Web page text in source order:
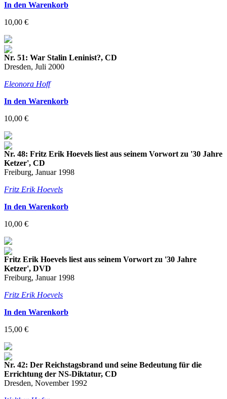
In den Warenkorb
10,00 €
Nr. 51: War Stalin Leninist?, CD
Dresden, Juli 2000
Eleonora Hoff
In den Warenkorb
10,00 €
Nr. 48: Fritz Erik Hoevels liest aus seinem Vorwort zu '30 Jahre
Ketzer', CD
Freiburg, Januar 1998
Fritz Erik Hoevels
In den Warenkorb
10,00 €
Fritz Erik Hoevels liest aus seinem Vorwort zu '30 Jahre
Ketzer', DVD
Freiburg, Januar 1998
Fritz Erik Hoevels
In den Warenkorb
15,00 €
Nr. 42: Der Reichstagsbrand und seine Bedeutung für die
Errichtung der NS-Diktatur, CD
Dresden, November 1992